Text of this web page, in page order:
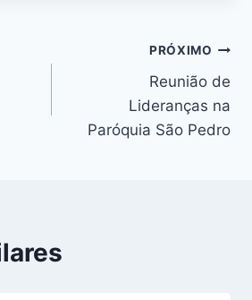
PRÓXIMO
Reunião de
Lideranças na
Paróquia São Pedro